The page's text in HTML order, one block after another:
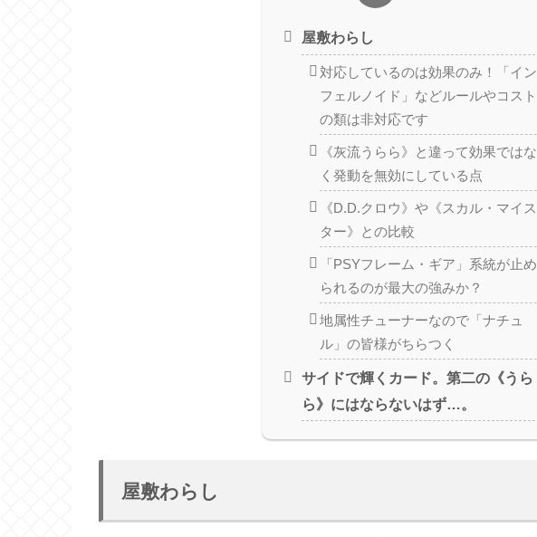
屋敷わらし
対応しているのは効果のみ！「イン
フェルノイド」などルールやコスト
の類は非対応です
《灰流うらら》と違って効果ではな
く発動を無効にしている点
《D.D.クロウ》や《スカル・マイス
ター》との比較
「PSYフレーム・ギア」系統が止め
られるのが最大の強みか？
地属性チューナーなので「ナチュ
ル」の皆様がちらつく
サイドで輝くカード。第二の《うら
ら》にはならないはず…。
屋敷わらし